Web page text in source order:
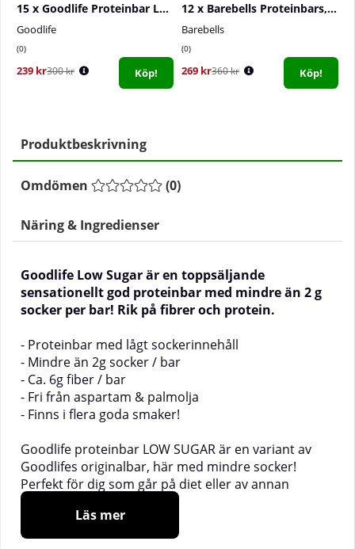
15 x Goodlife Proteinbar LOW SUGAR, 50 g (Chocolate Peanut Butter)
Goodlife
0
239 kr300 kr Köp!
12 x Barebells Proteinbars, 55 g (Raspberry Gelato)
Barebells
0
269 kr360 kr Köp!
Produktbeskrivning
Omdömen (0)
Näring & Ingredienser
Goodlife Low Sugar är en toppsäljande
sensationellt god proteinbar med mindre än 2 g
socker per bar! Rik på fibrer och protein.
- Proteinbar med lågt sockerinnehåll
- Mindre än 2g socker / bar
- Ca. 6g fiber / bar
- Fri från aspartam & palmolja
- Finns i flera goda smaker!
Goodlife proteinbar LOW SUGAR är en variant av
Goodlifes originalbar, här med mindre socker!
Perfekt för dig som går på diet eller av annan
anledning vill hålla nere på sockret men ändå njuta
av en lyxig proteinrik bar. Varje bar ger max 170kcal,
över 15g protein och ca 6g fiber - väldigt mycket för
Läs mer